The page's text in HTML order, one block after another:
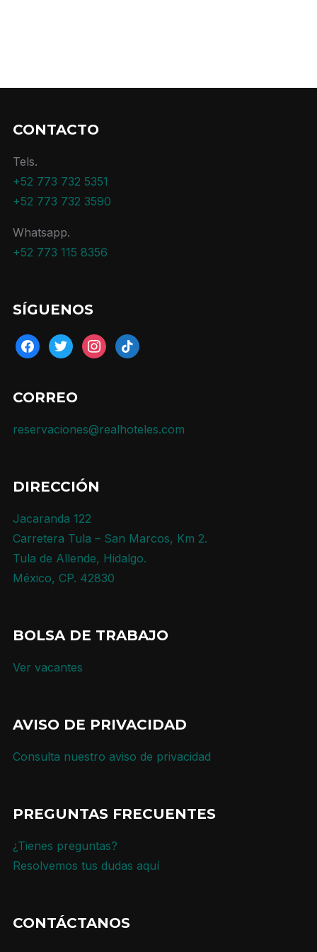
CONTACTO
Tels.
+52 773 732 5351
+52 773 732 3590
Whatsapp.
+52 773 115 8356
SÍGUENOS
CORREO
reservaciones@realhoteles.com
DIRECCIÓN
Jacaranda 122
Carretera Tula – San Marcos, Km 2.
Tula de Allende, Hidalgo.
México, CP. 42830
BOLSA DE TRABAJO
Ver vacantes
AVISO DE PRIVACIDAD
Consulta nuestro aviso de privacidad
PREGUNTAS FRECUENTES
¿Tienes preguntas?
Resolvemos tus dudas aquí
CONTÁCTANOS